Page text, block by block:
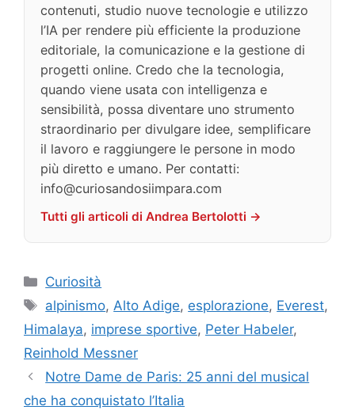
contenuti, studio nuove tecnologie e utilizzo
l’IA per rendere più efficiente la produzione
editoriale, la comunicazione e la gestione di
progetti online. Credo che la tecnologia,
quando viene usata con intelligenza e
sensibilità, possa diventare uno strumento
straordinario per divulgare idee, semplificare
il lavoro e raggiungere le persone in modo
più diretto e umano. Per contatti:
info@curiosandosiimpara.com
Tutti gli articoli di Andrea Bertolotti →
Categorie
Curiosità
Tag
alpinismo,Alto Adige, esplorazione, Everest,
Himalaya, imprese sportive, Peter Habeler,
Reinhold Messner
Notre Dame de Paris: 25 anni del musical
che ha conquistato l’Italia